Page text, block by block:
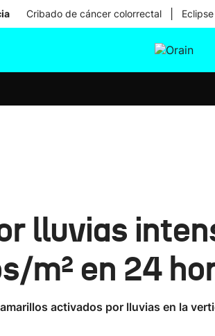
Cribado de cáncer colorrectal
lluvias
m² en 24
activados por lluvias en la